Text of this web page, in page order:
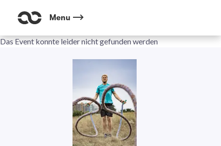
Menu
Das Event konnte leider nicht gefunden werden